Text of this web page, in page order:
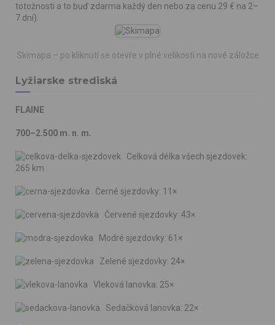
totožnosti a to buď zdarma každý den nebo za cenu 29 € na 2–
7 dní).
Skimapa – po kliknutí se otevře v plné velikosti na nové záložce
Lyžiarske strediská
FLAINE
700–2.500 m. n. m.
Celková délka všech sjezdovek:
265 km
Černé sjezdovky: 11×
Červené sjezdovky: 43×
Modré sjezdovky: 61×
Zelené sjezdovky: 24×
Vleková lanovka: 25×
Sedačková lanovka: 22×